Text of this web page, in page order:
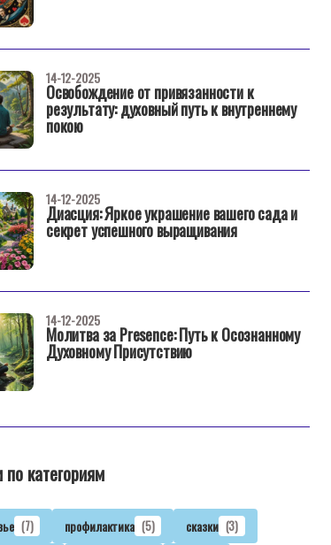
Освобождение от привязанности к
результату: духовный путь к внутреннему
покою
14-12-2025
Диасция: Яркое украшение вашего сада и
секрет успешного выращивания
14-12-2025
Молитва за Presence: Путь к Осознанному
Духовному Присутствию
14-12-2025
по категориям
(7) профилактика (5) сказки (3)